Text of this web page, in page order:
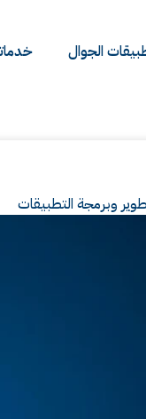
الجوال
وبرمجة التطبيقات